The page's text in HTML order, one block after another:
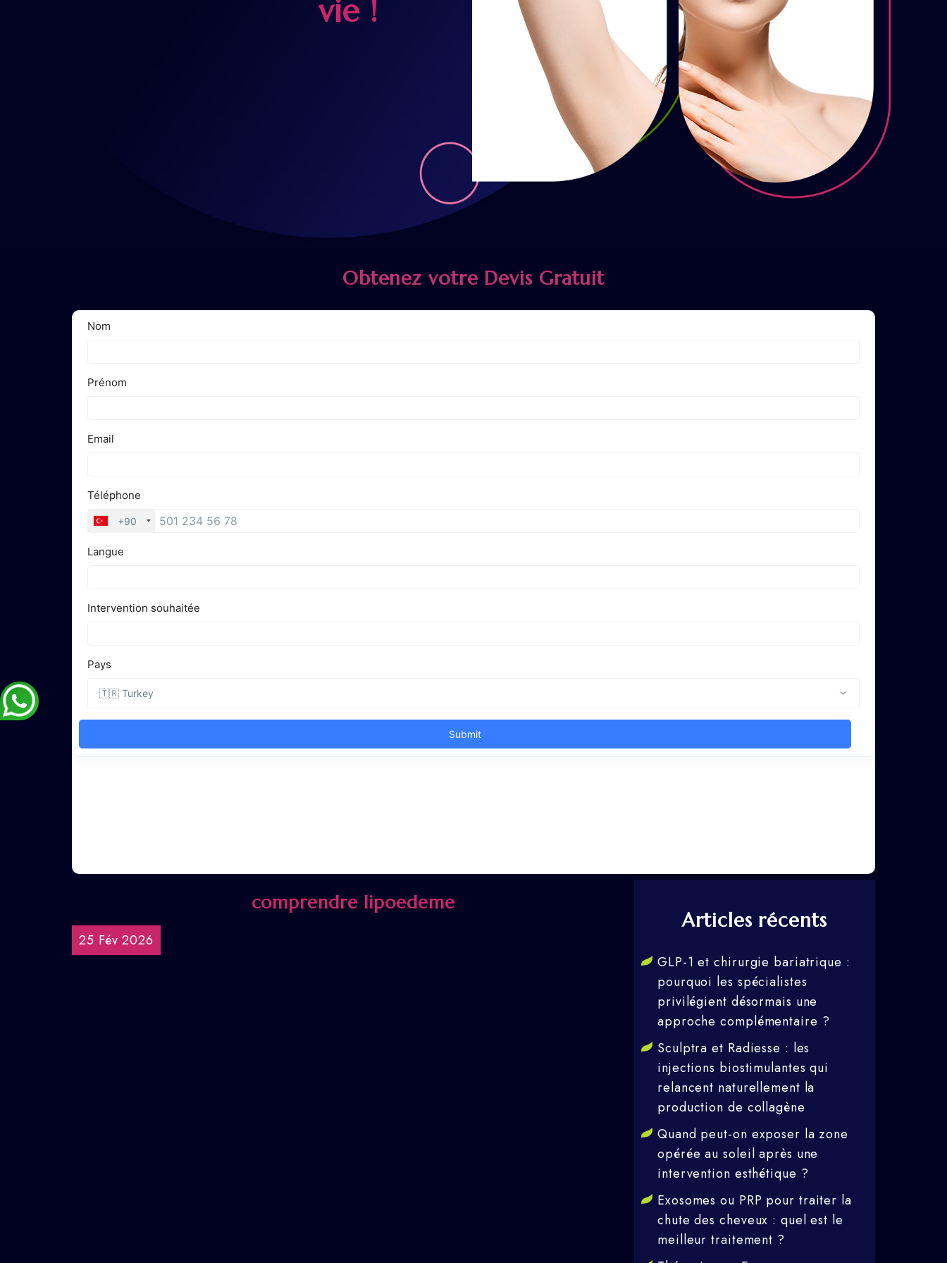
vie !
Obtenez votre Devis Gratuit
comprendre lipoedeme
25 Fév 2026
Articles récents
GLP-1 et chirurgie bariatrique :
pourquoi les spécialistes
privilégient désormais une
approche complémentaire ?
Sculptra et Radiesse : les
injections biostimulantes qui
relancent naturellement la
production de collagène
Quand peut-on exposer la zone
opérée au soleil après une
intervention esthétique ?
Exosomes ou PRP pour traiter la
chute des cheveux : quel est le
meilleur traitement ?